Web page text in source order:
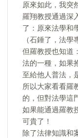
原來如此，我突
羅翔教授通過深
了：原來法學和
（石錘了，法學
但羅教授也知道
法的一種，如果
至給他人普法，
所以大家看看羅
的，但對法學這
如果能通過羅教
可貴了！
除了法律知識和